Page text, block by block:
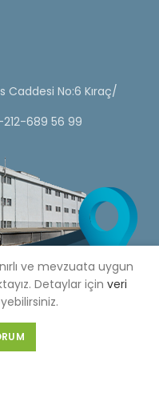
Caddesi No:6 Kıraç/
689 56 99
ve mevzuata uygun
Detaylar için veri